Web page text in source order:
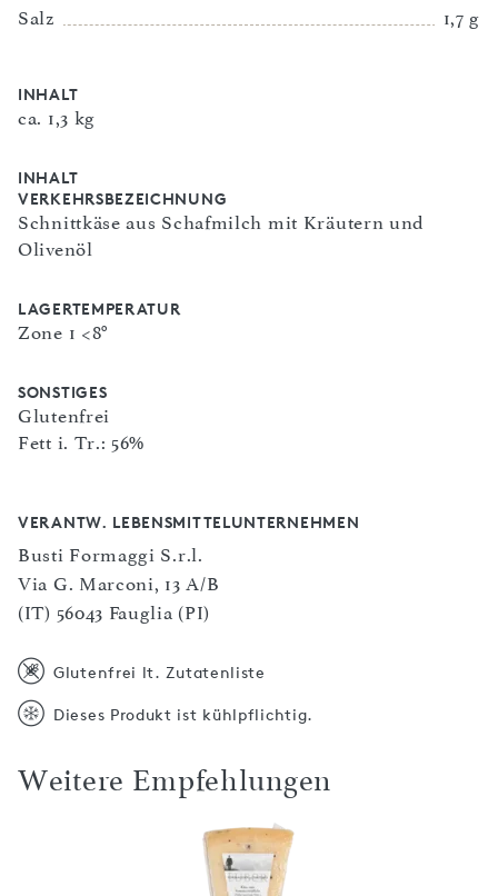
Salz
1,7 g
INHALT
ca. 1,3 kg
INHALT
VERKEHRSBEZEICHNUNG
Schnittkäse aus Schafmilch mit Kräutern und
Olivenöl
LAGERTEMPERATUR
Zone 1 <8°
SONSTIGES
Glutenfrei
Fett i. Tr.: 56%
VERANTW. LEBENSMITTELUNTERNEHMEN
Busti Formaggi S.r.l.
Via G. Marconi, 13 A/B
(IT) 56043 Fauglia (PI)
Glutenfrei lt. Zutatenliste
Dieses Produkt ist kühlpflichtig.
Weitere Empfehlungen